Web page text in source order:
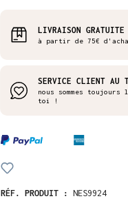
LIVRAISON GRATUITE
à partir de 75€
SERVICE CLIENT AU
nous sommes toujours
toi !
RÉF. PRODUIT : NES9924